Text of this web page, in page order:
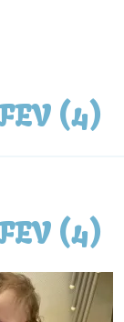
(4)
(4)